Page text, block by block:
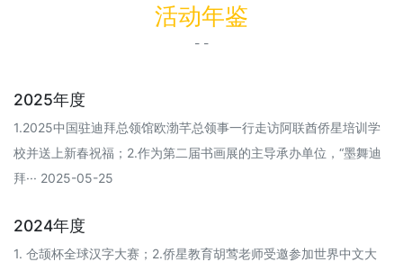
活动年鉴
- -
2025年度
1.2025中国驻迪拜总领馆欧渤芊总领事一行走访阿联酋侨星培训学
校并送上新春祝福；2.作为第二届书画展的主导承办单位，“墨舞迪
拜··· 2025-05-25
2024年度
1. 仓颉杯全球汉字大赛；2.侨星教育胡莺老师受邀参加世界中文大